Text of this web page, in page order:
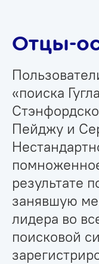
Отцы-
«поиска
Пейджу и
результате
занявшую
лидера во
поисковой